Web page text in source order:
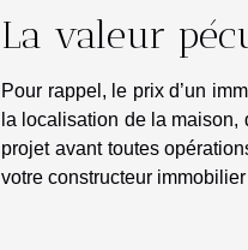
La valeur
Pour rappel, le prix d’un
la localisation de la
projet avant toutes
votre constructeur